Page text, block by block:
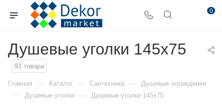
0
Душевые уголки 145x75
93 товара
Главная — Каталог — Сантехника — Душевые ограждения
— Душевые уголки — Душевые уголки 145x75